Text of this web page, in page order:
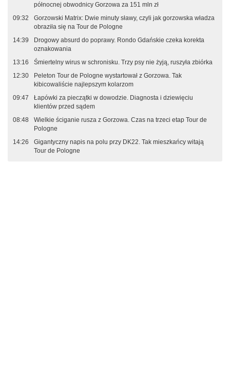
północnej obwodnicy Gorzowa za 151 mln zł
09:32
Gorzowski Matrix: Dwie minuty sławy, czyli jak gorzowska władza
obraziła się na Tour de Pologne
14:39
Drogowy absurd do poprawy. Rondo Gdańskie czeka korekta
oznakowania
13:16
Śmiertelny wirus w schronisku. Trzy psy nie żyją, ruszyła zbiórka
12:30
Peleton Tour de Pologne wystartował z Gorzowa. Tak
kibicowaliście najlepszym kolarzom
09:47
Łapówki za pieczątki w dowodzie. Diagnosta i dziewięciu
klientów przed sądem
08:48
Wielkie ściganie rusza z Gorzowa. Czas na trzeci etap Tour de
Pologne
14:26
Gigantyczny napis na polu przy DK22. Tak mieszkańcy witają
Tour de Pologne